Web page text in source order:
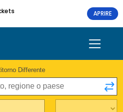
APRIRE
Differente